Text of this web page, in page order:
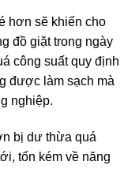
hơn sẽ khiến cho
đồ giặt trong ngày
công suất quy định
được làm sạch mà
nghiệp.
bị dư thừa quá
tốn kém về năng